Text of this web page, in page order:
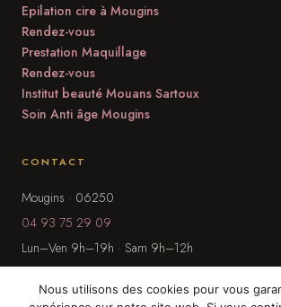
Epilation cire à Mougins
Rendez-vous
Prestation Maquillage
Rendez-vous
Institut beauté Mouans Sartoux
Soin Anti âge Mougins
CONTACT
Mougins · 06250
04 93 75 29 09
Lun–Ven 9h–19h · Sam 9h–12h
Nous utilisons des cookies pour vous